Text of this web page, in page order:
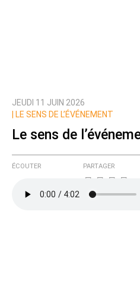
JEUDI 11 JUIN 2026
LE SENS DE L’ÉVÉNEMENT
Le sens de
ÉCOUTER PARTAGER